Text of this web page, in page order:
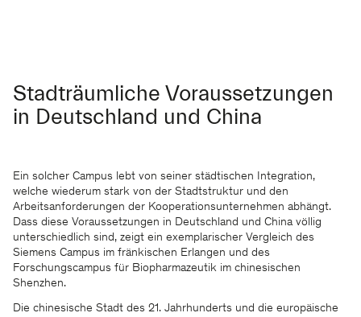
Stadträumliche Voraussetzungen
in Deutschland und China
Ein solcher Campus lebt von seiner städtischen Integration,
welche wiederum stark von der Stadtstruktur und den
Arbeitsanforderungen der Kooperationsunternehmen abhängt.
Dass diese Voraussetzungen in Deutschland und China völlig
unterschiedlich sind, zeigt ein exemplarischer Vergleich des
Siemens Campus im fränkischen Erlangen und des
Forschungscampus für Biopharmazeutik im chinesischen
Shenzhen.
Die chinesische Stadt des 21. Jahrhunderts und die europäische